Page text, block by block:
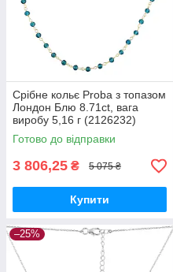
Срібне кольє Proba з топазом
Лондон Блю 8.71ct, вага
виробу 5,16 г (2126232)
450500 розмір
Готово до відправки
3 806,25 ₴ 5 075 ₴
Купити
–25%